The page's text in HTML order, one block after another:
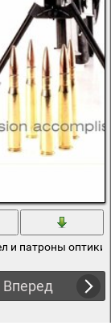
и патроны оптики
Вперед